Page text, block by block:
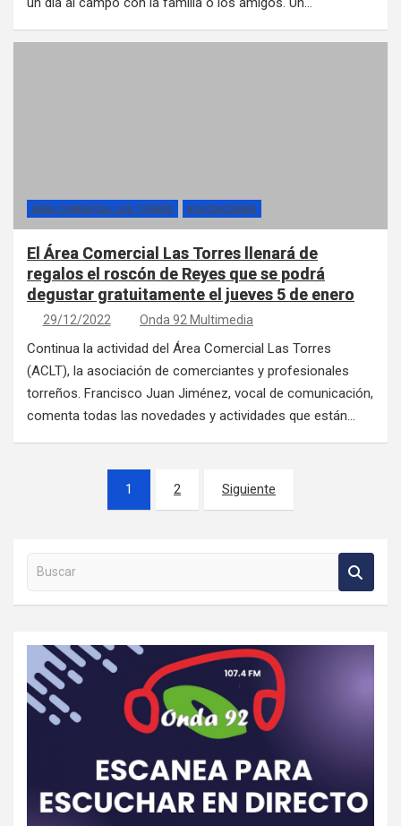
ÁREA COMERCIAL LAS TORRES ASOCIACIONES
El Área Comercial Las Torres llenará de
regalos el roscón de Reyes que se podrá
degustar gratuitamente el jueves 5 de enero
29/12/2022 Onda 92 Multimedia
Continua la actividad del Área Comercial Las Torres
(ACLT), la asociación de comerciantes y profesionales
torreños. Francisco Juan Jiménez, vocal de comunicación,
comenta todas las novedades y actividades que están…
Paginación de entradas
1 2 Siguiente
Buscar en la web